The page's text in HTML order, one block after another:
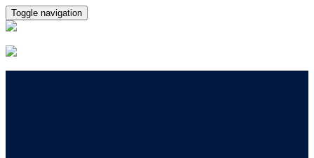
Toggle navigation